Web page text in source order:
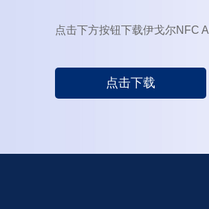
点击下方按钮下载伊戈尔NFC
点击下载